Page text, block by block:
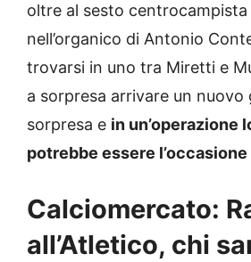
oltre al sesto centrocampista
nell’organico di Antonio
trovarsi in uno tra Miretti e
a sorpresa arrivare un nuovo
sorpresa e in un’operazione
potrebbe essere
Calciomercato:
all’Atletico, chi